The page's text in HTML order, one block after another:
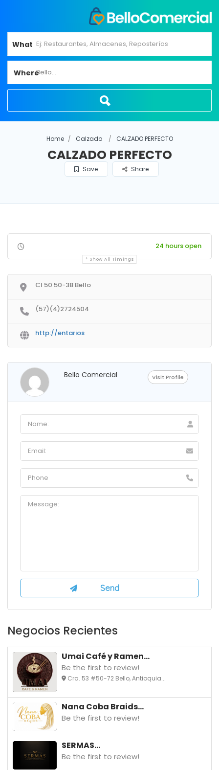
What
WhereBello...
Home Calzado CALZADO PERFECTO
CALZADO PERFECTO
Save Share
24 hours open
Show All Timings
Cl 50 50-38 Bello
(57)(4)2724504
http://entarios
Bello Comercial Visit Profile
Negocios Recientes
Umai Café y Ramen...
Be the first to review!
Cra. 53 #50-72 Bello, Antioquia...
Nana Coba Braids...
Be the first to review!
SERMAS...
Be the first to review!